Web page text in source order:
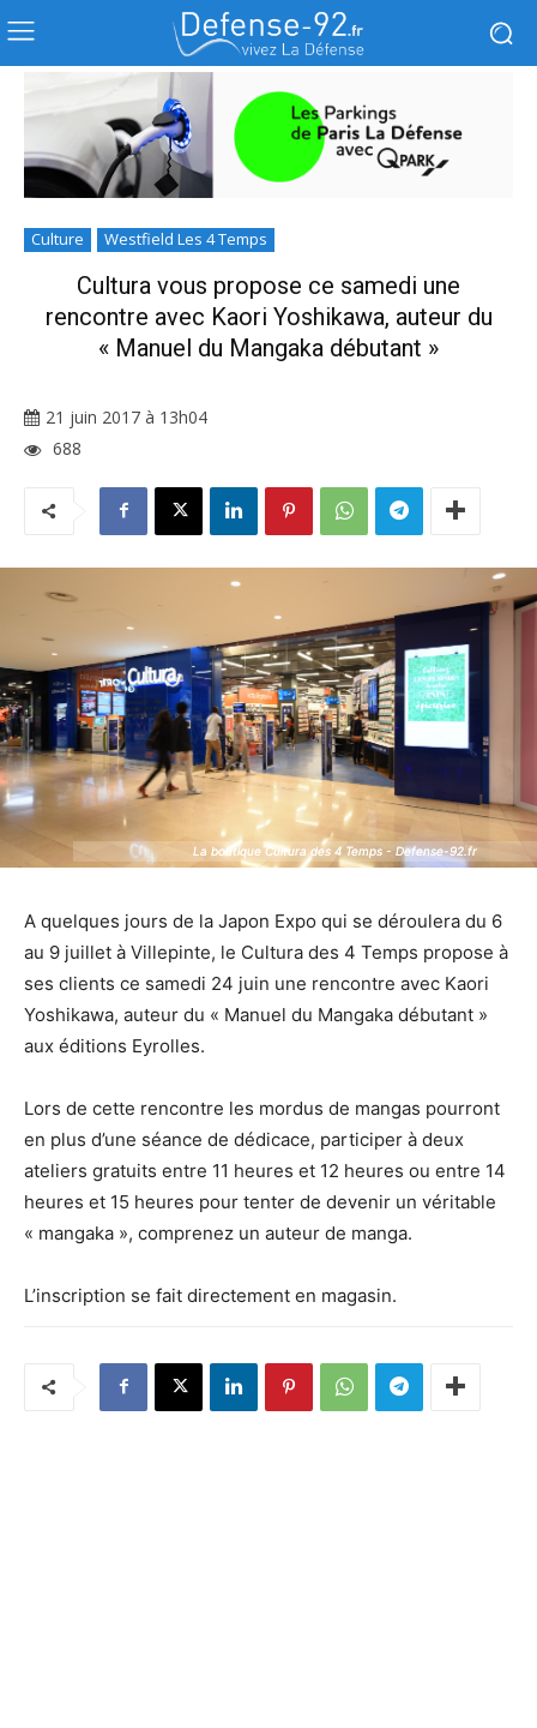
Culture Westfield Les 4 Temps
Cultura vous propose ce samedi une
rencontre avec Kaori Yoshikawa, auteur du
« Manuel du Mangaka débutant »
21 juin 2017 à 13h04
688
La boutique Cultura des 4 Temps - Defense-92.fr
La boutique Cultura des 4 Temps - Defense-92.fr
A quelques jours de la Japon Expo qui se déroulera du 6
au 9 juillet à Villepinte, le Cultura des 4 Temps propose à
ses clients ce samedi 24 juin une rencontre avec Kaori
Yoshikawa, auteur du « Manuel du Mangaka débutant »
aux éditions Eyrolles.
Lors de cette rencontre les mordus de mangas pourront
en plus d’une séance de dédicace, participer à deux
ateliers gratuits entre 11 heures et 12 heures ou entre 14
heures et 15 heures pour tenter de devenir un véritable
« mangaka », comprenez un auteur de manga.
L’inscription se fait directement en magasin.